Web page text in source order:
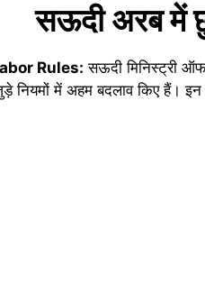
सऊदी अरब में
Rules: सऊदी मिनिस्ट्री ऑफ
नियमों में अहम बदलाव किए हैं।